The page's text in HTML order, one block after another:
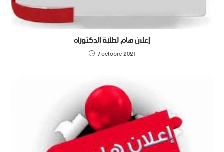
إعلان هام لطلبة الدكتوراه
7 octobre 2021